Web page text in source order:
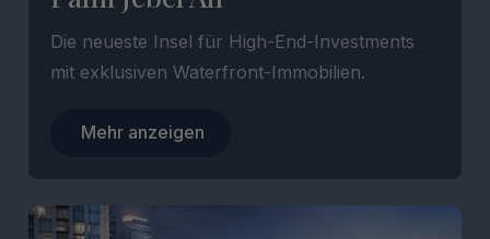
Die neueste Insel für High-End-Investments
mit exklusiven Waterfront-Immobilien.
Mehr anzeigen